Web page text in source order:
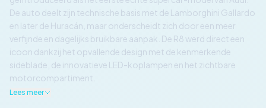
De auto deelt zijn technische basis met de Lamborghini Gallardo
en later de Huracán, maar onderscheidt zich door een meer
verfijnde en dagelijks bruikbare aanpak. De R8 werd direct een
icoon dankzij het opvallende design met de kenmerkende
sideblade, de innovatieve LED-koplampen en het zichtbare
motorcompartiment.
Lees meer